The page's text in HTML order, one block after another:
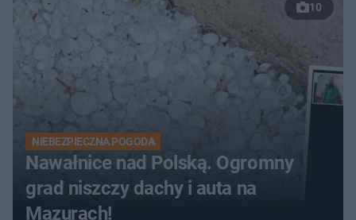
10
NIEBEZPIECZNA POGODA
Nawałnice nad Polską. Ogromny
grad niszczy dachy i auta na
Mazurach!